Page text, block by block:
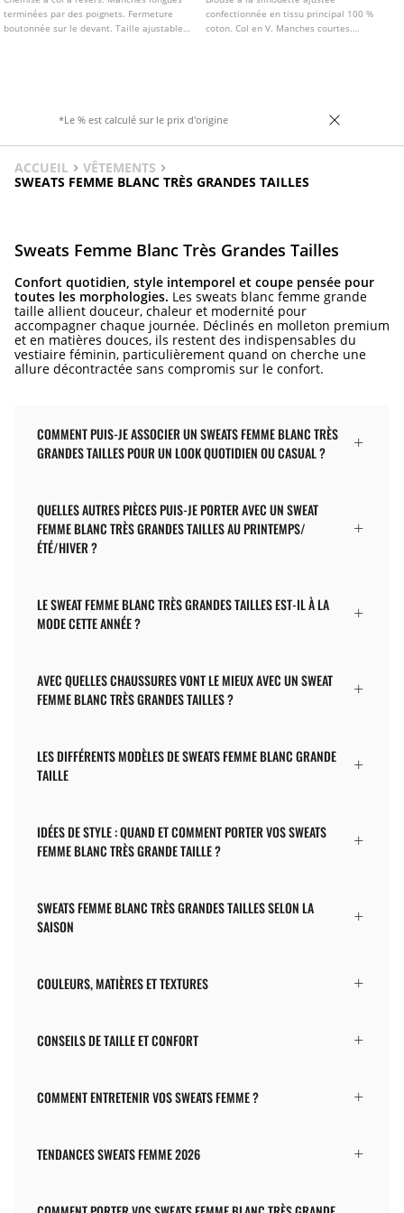
terminées par des poignets. Fermeture
boutonnée sur le devant. Taille ajustable
confectionnée en tissu principal 100 %
coton. Col en V. Manches courtes.
*Le % est calculé sur le prix d'origine
ACCUEIL
VÊTEMENTS
SWEATS FEMME BLANC TRÈS GRANDES TAILLES
Sweats Femme Blanc Très Grandes Tailles
Confort quotidien, style intemporel et coupe pensée pour
toutes les morphologies. Les sweats blanc femme grande
taille allient douceur, chaleur et modernité pour
accompagner chaque journée. Déclinés en molleton premium
et en matières douces, ils restent des indispensables du
vestiaire féminin, particulièrement quand on cherche une
allure décontractée sans compromis sur le confort.
COMMENT PUIS-JE ASSOCIER UN SWEATS FEMME BLANC TRÈS
GRANDES TAILLES POUR UN LOOK QUOTIDIEN OU CASUAL ?
QUELLES AUTRES PIÈCES PUIS-JE PORTER AVEC UN SWEAT
FEMME BLANC TRÈS GRANDES TAILLES AU PRINTEMPS/
ÉTÉ/HIVER ?
LE SWEAT FEMME BLANC TRÈS GRANDES TAILLES EST-IL À LA
MODE CETTE ANNÉE ?
AVEC QUELLES CHAUSSURES VONT LE MIEUX AVEC UN SWEAT
FEMME BLANC TRÈS GRANDES TAILLES ?
LES DIFFÉRENTS MODÈLES DE SWEATS FEMME BLANC GRANDE
TAILLE
IDÉES DE STYLE : QUAND ET COMMENT PORTER VOS SWEATS
FEMME BLANC TRÈS GRANDE TAILLE ?
SWEATS FEMME BLANC TRÈS GRANDES TAILLES SELON LA
SAISON
COULEURS, MATIÈRES ET TEXTURES
CONSEILS DE TAILLE ET CONFORT
COMMENT ENTRETENIR VOS SWEATS FEMME ?
TENDANCES SWEATS FEMME 2026